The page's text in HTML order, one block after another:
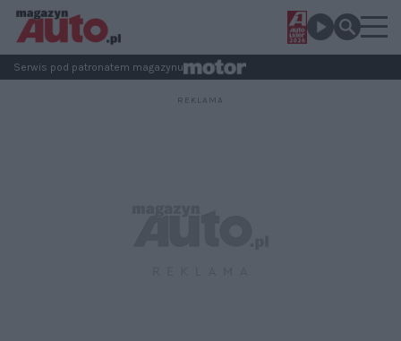
Serwis pod patronatem magazynu